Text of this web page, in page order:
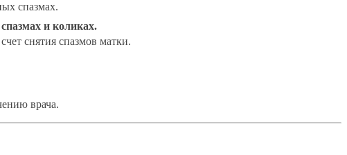
спазмах.
и коликах.
счет снятия спазмов матки.
врача.